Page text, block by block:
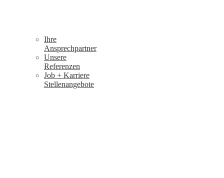
Ihre
Ansprechpartner
Unsere
Referenzen
Job + Karriere
Stellenangebote